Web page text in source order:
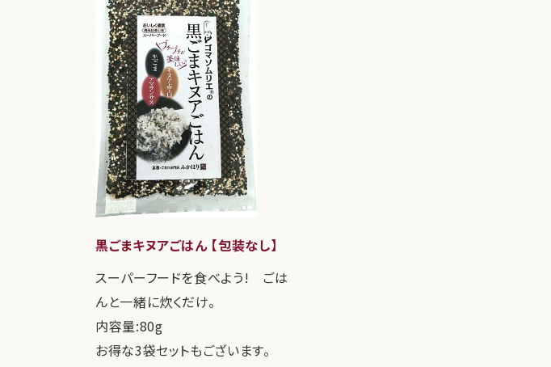
黒ごまキヌアごはん 【包装なし】
スーパーフードを食べよう! ごは
んと一緒に炊くだけ。
内容量:80g
お得な3袋セットもございます。